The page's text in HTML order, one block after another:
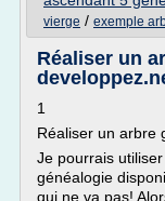
vierge / exemple
Réaliser un
1
Réaliser un arbre
Je pourrais
généalogie
qui ne va pas!